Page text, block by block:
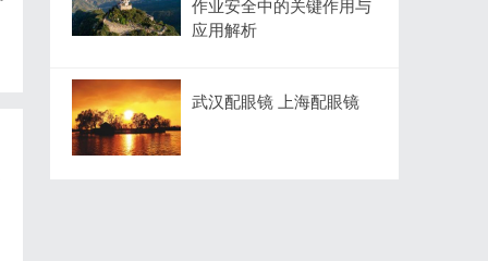
作业安全中的关键作用与
应用解析
武汉配眼镜 上海配眼镜